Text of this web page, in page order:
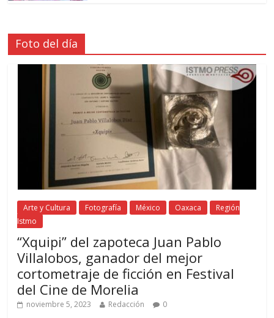
Foto del día
Arte y Cultura Fotografía México Oaxaca
Región
Istmo
“Xquipi” del zapoteca Juan Pablo
Villalobos, ganador del mejor
cortometraje de ficción en Festival
del Cine de Morelia
noviembre 5, 2023 Redacción 0